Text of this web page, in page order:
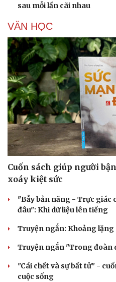
sau mỗi lần cãi nhau
VĂN HỌC
Cuốn sách giúp người
xoáy kiệt sức
"Bẫy bản năng - Trực giác
đâu": Khi dữ liệu lên tiếng
Truyện ngắn: Khoảng lặng
Truyện ngắn "Trong đoàn
"Cái chết và sự bất tử" -
cuộc sống